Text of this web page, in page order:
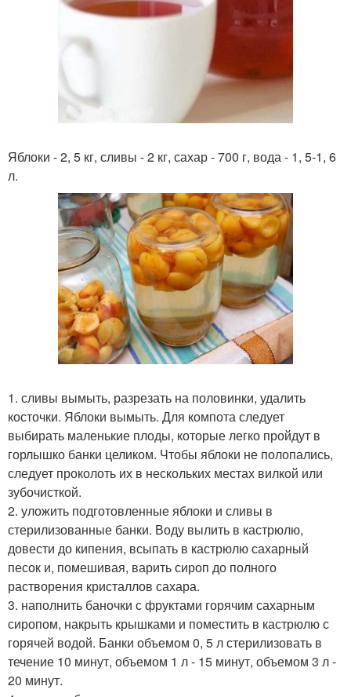
Яблоки - 2, 5 кг, сливы - 2 кг, сахар - 700 г, вода - 1, 5-1, 6
л.
1. сливы вымыть, разрезать на половинки, удалить
косточки. Яблоки вымыть. Для компота следует
выбирать маленькие плоды, которые легко пройдут в
горлышко банки целиком. Чтобы яблоки не полопались,
следует проколоть их в нескольких местах вилкой или
зубочисткой.
2. уложить подготовленные яблоки и сливы в
стерилизованные банки. Воду вылить в кастрюлю,
довести до кипения, всыпать в кастрюлю сахарный
песок и, помешивая, варить сироп до полного
растворения кристаллов сахара.
3. наполнить баночки с фруктами горячим сахарным
сиропом, накрыть крышками и поместить в кастрюлю с
горячей водой. Банки объемом 0, 5 л стерилизовать в
течение 10 минут, объемом 1 л - 15 минут, объемом 3 л -
20 минут.